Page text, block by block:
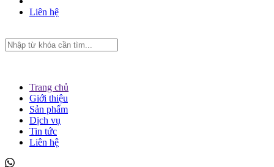
Liên hệ
Trang chủ
Giới thiệu
Sản phẩm
Dịch vụ
Tin tức
Liên hệ